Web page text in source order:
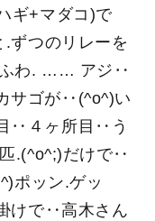
ギ+マダコ)で
つのリレーを
わ. …… アジ‥
サゴが‥(^o^)い
‥４ヶ所目‥う
.(^o^;)だけで‥
ポッン.ゲッ
けで‥高木さん